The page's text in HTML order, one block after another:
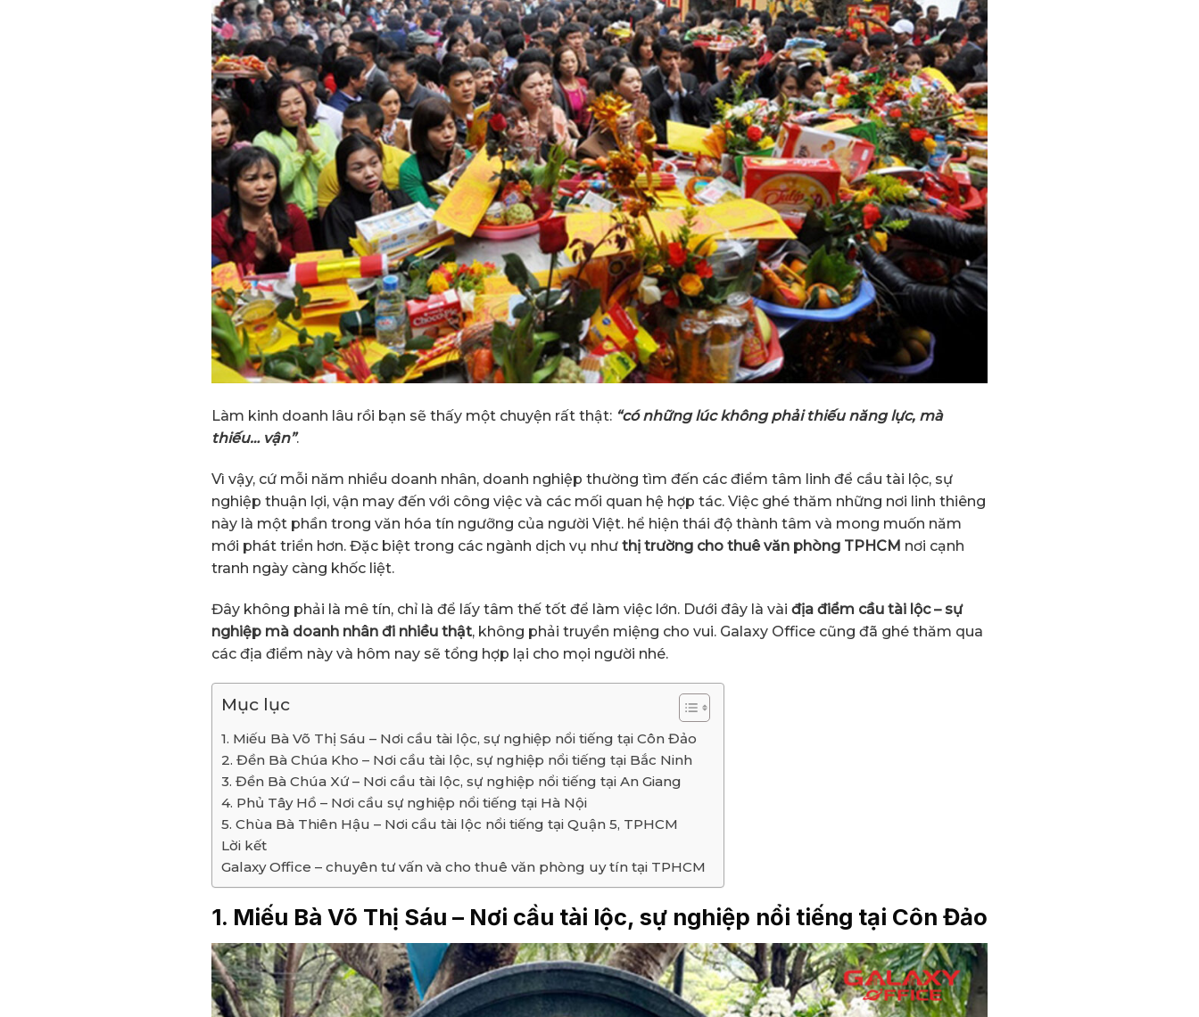
Làm kinh doanh lâu rồi bạn sẽ thấy một chuyện rất thật: “có những lúc không phải thiếu năng lực, mà
thiếu… vận”.
Vì vậy, cứ mỗi năm nhiều doanh nhân, doanh nghiệp thường tìm đến các điểm tâm linh để cầu tài lộc, sự
nghiệp thuận lợi, vận may đến với công việc và các mối quan hệ hợp tác. Việc ghé thăm những nơi linh thiêng
này là một phần trong văn hóa tín ngưỡng của người Việt. hể hiện thái độ thành tâm và mong muốn năm
mới phát triển hơn. Đặc biệt trong các ngành dịch vụ như thị trường cho thuê văn phòng TPHCM nơi cạnh
tranh ngày càng khốc liệt.
Đây không phải là mê tín, chỉ là để lấy tâm thế tốt để làm việc lớn. Dưới đây là vài địa điểm cầu tài lộc – sự
nghiệp mà doanh nhân đi nhiều thật, không phải truyền miệng cho vui. Galaxy Office cũng đã ghé thăm qua
các địa điểm này và hôm nay sẽ tổng hợp lại cho mọi người nhé.
Mục lục
1. Miếu Bà Võ Thị Sáu – Nơi cầu tài lộc, sự nghiệp nổi tiếng tại Côn Đảo
2. Đền Bà Chúa Kho – Nơi cầu tài lộc, sự nghiệp nổi tiếng tại Bắc Ninh
3. Đền Bà Chúa Xứ – Nơi cầu tài lộc, sự nghiệp nổi tiếng tại An Giang
4. Phủ Tây Hồ – Nơi cầu sự nghiệp nổi tiếng tại Hà Nội
5. Chùa Bà Thiên Hậu – Nơi cầu tài lộc nổi tiếng tại Quận 5, TPHCM
Lời kết
Galaxy Office – chuyên tư vấn và cho thuê văn phòng uy tín tại TPHCM
1. Miếu Bà Võ Thị Sáu – Nơi cầu tài lộc, sự nghiệp nổi tiếng tại Côn Đảo